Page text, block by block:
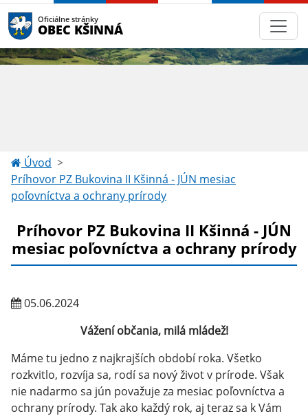
Oficiálne stránky
OBEC KŠINNÁ
Úvod
Príhovor PZ Bukovina II Kšinná - JÚN mesiac
poľovníctva a ochrany prírody
Príhovor PZ Bukovina II Kšinná - JÚN
mesiac poľovníctva a ochrany prírody
05.06.2024
Vážení občania, milá mládež!
Máme tu jedno z najkrajších období roka. Všetko
rozkvitlo, rozvíja sa, rodí sa nový život v prírode. Však
nie nadarmo sa jún považuje za mesiac poľovníctva a
ochrany prírody. Tak ako každý rok, aj teraz sa k Vám